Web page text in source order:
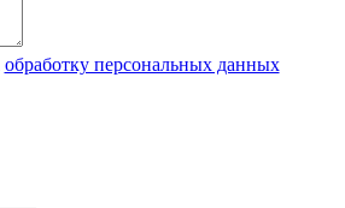
обработку персональных данных